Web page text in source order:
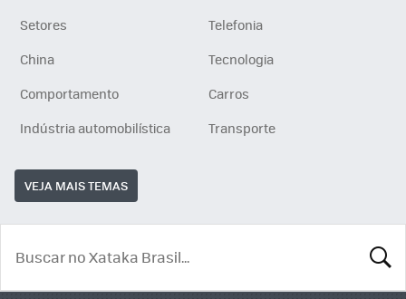
Setores
Telefonia
China
Tecnologia
Comportamento
Carros
Indústria automobilística
Transporte
VEJA MAIS TEMAS